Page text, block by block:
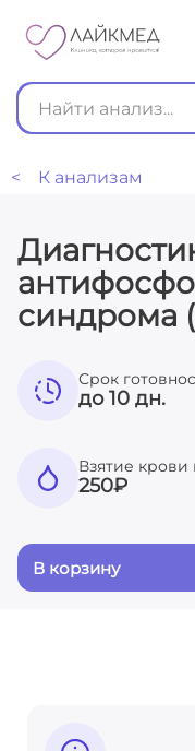
< К анализам
синдрома
Срок
до 10 дн.
Взятие крови
250₽
В корзину